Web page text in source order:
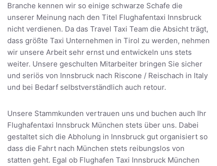
Branche kennen wir so einige schwarze Schafe die
unserer Meinung nach den Titel Flughafentaxi Innsbruck
nicht verdienen. Da das Travel Taxi Team die Absicht trägt,
dass größte Taxi Unternehmen in Tirol zu werden, nehmen
wir unsere Arbeit sehr ernst und entwickeln uns stets
weiter. Unsere geschulten Mitarbeiter bringen Sie sicher
und seriös von Innsbruck nach Riscone / Reischach in Italy
und bei Bedarf selbstverständlich auch retour.
Unsere Stammkunden vertrauen uns und buchen auch Ihr
Flughafentaxi Innsbruck München stets über uns. Dabei
gestaltet sich die Abholung in Innsbruck gut organisiert so
dass die Fahrt nach München stets reibungslos von
statten geht. Egal ob Flughafen Taxi Innsbruck München